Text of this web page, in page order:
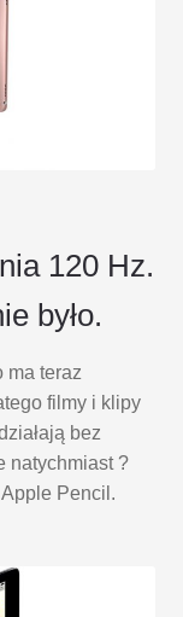
120 Hz.
było.
ma teraz
filmy i klipy
bez
natychmiast ?
Pencil.